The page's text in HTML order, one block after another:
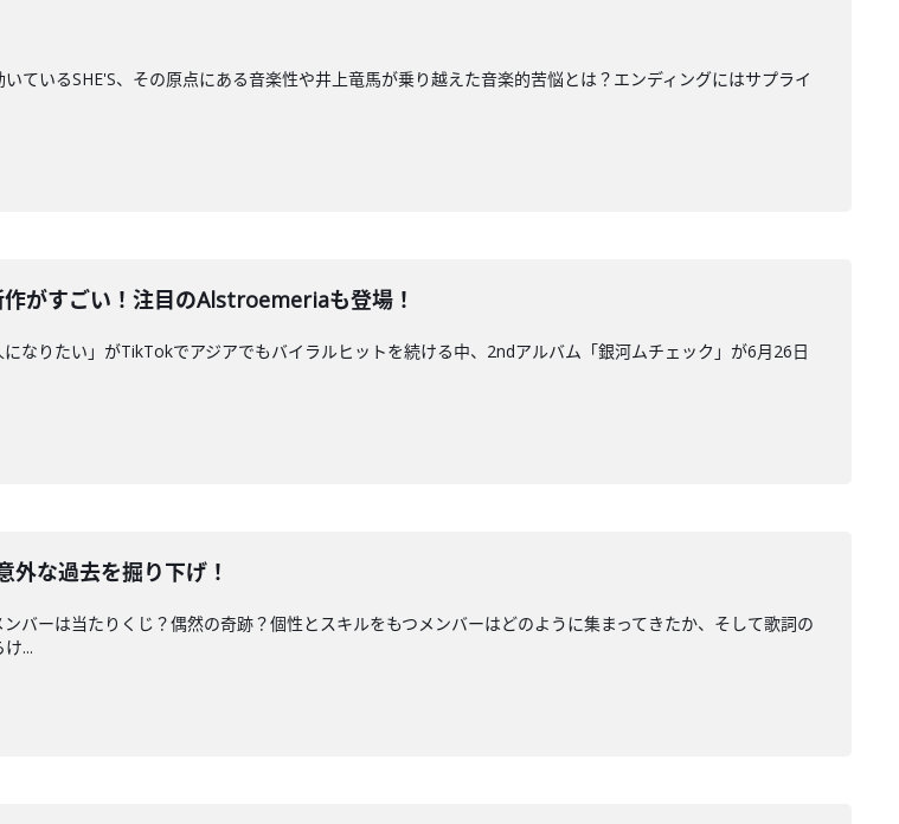
ているSHE'S、その原点にある音楽性や井上竜馬が乗り越えた音楽的苦悩とは？エンディングにはサプライ
がすごい！注目のAlstroemeriaも登場！
なりたい」がTikTokでアジアでもバイラルヒットを続ける中、2ndアルバム「銀河ムチェック」が6月26日
な過去を掘り下げ！
バーは当たりくじ？偶然の奇跡？個性とスキルをもつメンバーはどのように集まってきたか、そして歌詞の
...